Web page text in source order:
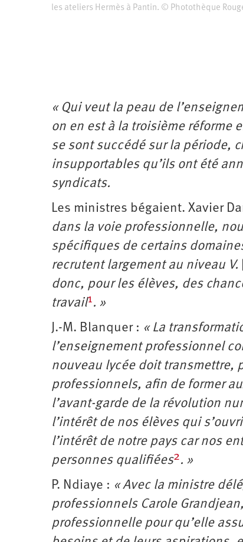
les ateliers Hermès à Pantin. © Photothèque
« Qui veut la peau de
on en est à la troisième réforme
se sont succédé sur la période,
insupportables qu’ils ont été
syndicats.
Les ministres bégaient. Xavier
dans la voie professionnelle,
spécifiques de certains
recrutent largement au niveau V.
donc, pour les élèves, des
travail1. »
J.-M. Blanquer : « La
l’enseignement professionnel
nouveau lycée doit transmettre,
professionnels, afin de former
l’avant-garde de la révolution
l’intérêt de nos élèves qui
l’intérêt de notre pays car nos
personnes qualifiées2. »
P. Ndiaye : « Avec la ministre
professionnels Carole
professionnelle pour qu’elle